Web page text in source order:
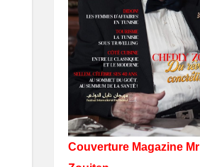
Couverture Magazine